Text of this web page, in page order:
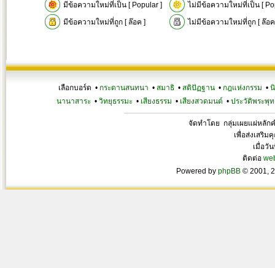
มีข้อความใหม่ที่เป็น [ Popular ]
ไม่มีข้อความใหม่ที่เป็น [
มีข้อความใหม่ที่ถูก [ ล๊อค ]
ไม่มีข้อความใหม่ที่ถูก [ ล๊อ
เลือกบอร์ด • กระดานสนทนา • สมาธิ • สติปัฏฐาน • กฎแห่งกรรม •
นานาสาระ• วิทยุธรรมะ• เสียงธรรม • เสียงสวดมนต์ • ประวัติพระพุท
จัดทำโดย กลุ่มเผยแผ่หลัก
เพื่อส่งเสริม
เมื่อวั
ติดต่อ
Powered by phpBB © 2001,